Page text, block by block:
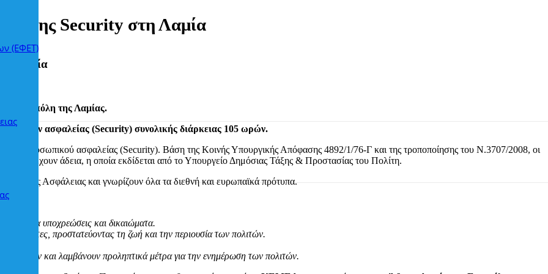
(ΕΦΕΤ)
Security στη Λαμία
Λαμία
στην πόλη της Λαμίας.
ασφαλείας (Security) συνολικής διάρκειας 105 ωρών.
προσωπικού ασφαλείας (Security). Βάση της Κοινής Υπουργικής Απόφασης 4892/1/76-Γ και της τροποποίησης του Ν.3707/2008, οι
κατέχουν άδεια, η οποία εκδίδεται από το Υπουργείο Δημόσιας Τάξης & Προστασίας του Πολίτη.
Ασφάλειας και γνωρίζουν όλα τα διεθνή και ευρωπαϊκά πρότυπα.
ότι:
για υποχρεώσεις και δικαιώματα.
προστατεύοντας τη ζωή και την περιουσία των πολιτών.
και λαμβάνουν προληπτικά μέτρα για την ενημέρωση των πολιτών.